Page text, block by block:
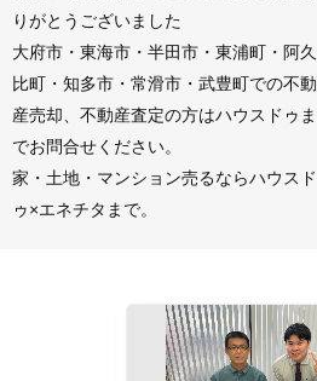
りがとうございました
大府市・東海市・半田市・東浦町・阿久
比町・知多市・常滑市・武豊町での不動
産売却、不動産査定の方はハウスドゥま
でお問合せください。
家・土地・マンション売るならハウスド
ゥ×エネチタまで。